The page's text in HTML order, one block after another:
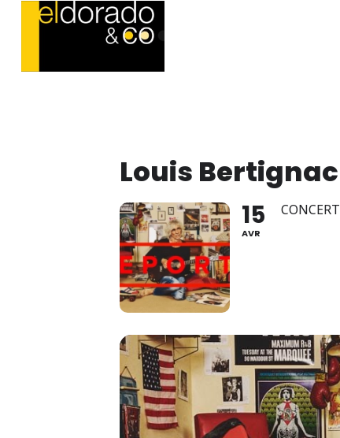
Louis
15
AVR